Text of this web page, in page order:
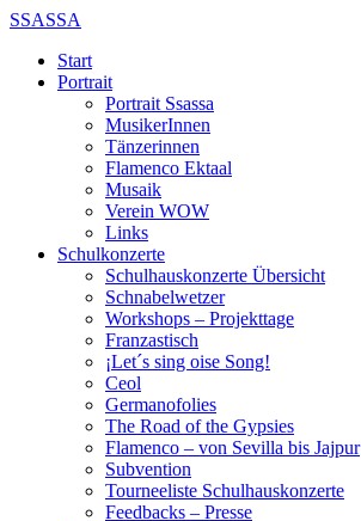
SSASSA
Start
Portrait
Portrait Ssassa
MusikerInnen
Tänzerinnen
Flamenco Ektaal
Musaik
Verein WOW
Links
Schulkonzerte
Schulhauskonzerte Übersicht
Schnabelwetzer
Workshops – Projekttage
Franzastisch
¡Let´s sing oise Song!
Ceol
Germanofolies
The Road of the Gypsies
Flamenco – von Sevilla bis Jajpur
Subvention
Tourneeliste Schulhauskonzerte
Feedbacks – Presse